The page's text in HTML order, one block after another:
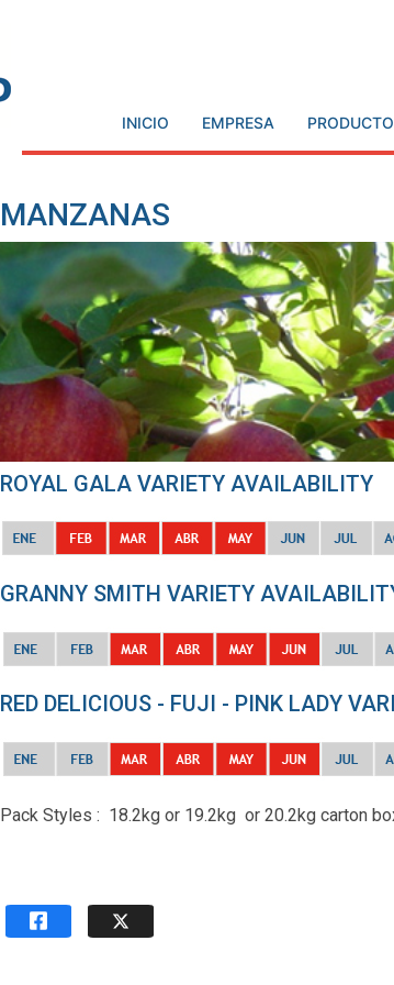
INICIO EMPRESA
MANZANAS
ROYAL GALA VARIETY AVAILABILITY
GRANNY SMITH VARIETY
RED DELICIOUS - FUJI - PINK LADY
Pack Styles : 18.2kg or 19.2kg or 20.2kg carton